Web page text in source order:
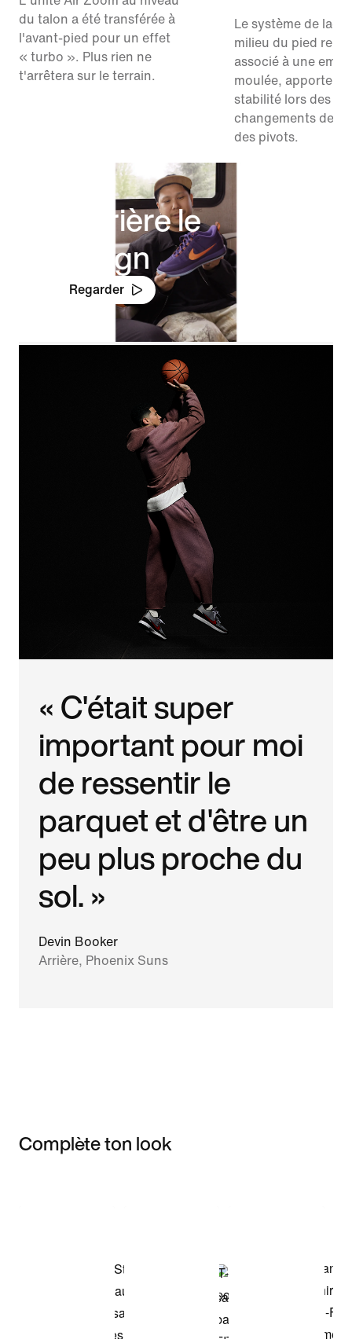
du talon a été transférée à
l'avant-pied pour un effet
« turbo ». Plus rien ne
t'arrêtera sur le terrain.
Le système de
milieu du pied
associé à une
moulée, apporte
stabilité lors des
changements de
des pivots.
Derrière le
design
Regarder
« C'était super
important pour moi
de ressentir le
parquet et d'être un
peu plus proche du
sol. »
Devin Booker
Arrière, Phoenix Suns
Complète ton look